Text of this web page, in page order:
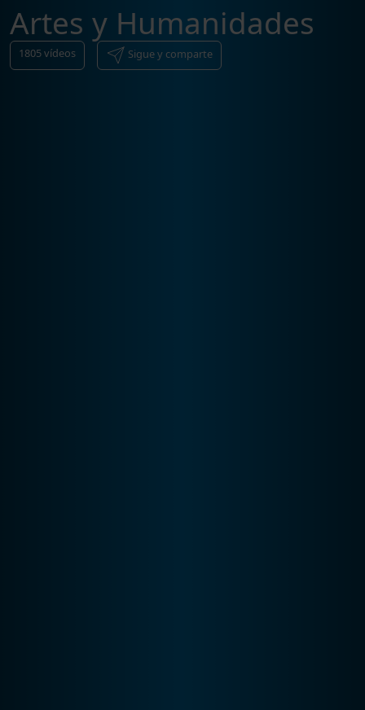
Artes y Humanidades
1805vídeos Sigue y comparte